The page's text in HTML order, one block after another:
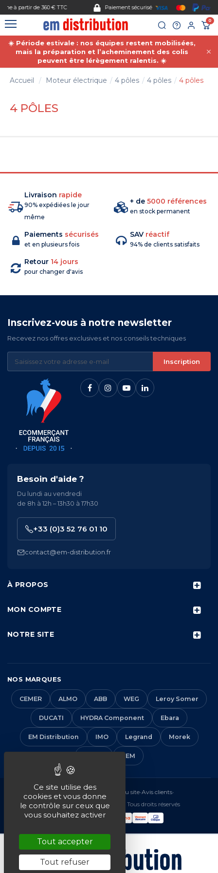
Paiement sécurisé
0
☀️ Période estivale : nos équipes restent mobilisées,
mais la préparation et l’acheminement des colis
peuvent être lérègement ralentis. ☀️
Accueil Moteur électrique 4 pôles 4 pôles 4 pôles
4 PÔLES
Livraison rapide
90% expédiées le jour
même
+ de 5000 références
en stock permanent
Paiements sécurisés
et en plusieurs fois
SAV réactif
94% de clients satisfaits
Retour 14 jours
pour changer d'avis
Inscrivez-vous à notre newsletter
Recevez nos offres exclusives et nos conseils techniques
Inscription
À PROPOS
MON COMPTE
NOTRE SITE
Besoin d'aide ?
Du lundi au vendredi
de 8h à 12h – 13h30 à 17h30
+33 (0)3 52 76 01 10
contact@em-distribution.fr
NOS MARQUES
CEMER ALMO ABB WEG Leroy Somer
DUCATI HYDRA Component Ebara
EM Distribution IMO Legrand Morek
VEM
Mentions légales•CGV Plan du site•Avis clients•
© 2016-2026 EM Distribution - Tous droits réservés
Gestion des cookies
Ce site utilise des
cookies et vous donne
le contrôle sur ceux que
vous souhaitez activer
Tout accepter
Tout refuser